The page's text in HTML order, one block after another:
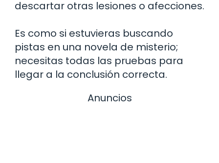
descartar otras lesiones o afecciones.
Es como si estuvieras buscando
pistas en una novela de misterio;
necesitas todas las pruebas para
llegar a la conclusión correcta.
Anuncios